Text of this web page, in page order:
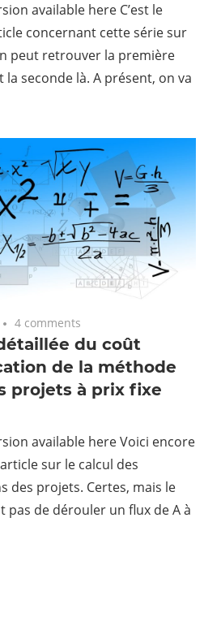
available here C’est le
concernant cette série sur
peut retrouver la première
la seconde là. A présent, on va
4 comments
du coût
de la méthode
projets à prix fixe
available here Voici encore
sur le calcul des
des projets. Certes, mais le
pas de dérouler un flux de A à